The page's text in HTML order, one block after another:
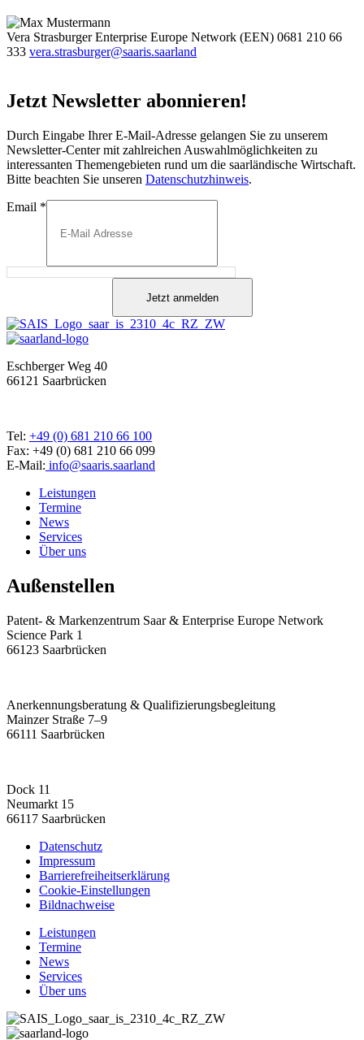
Vera Strasburger Enterprise Europe Network (EEN) 0681 210 66
333 vera.strasburger@saaris.saarland
Jetzt Newsletter abonnieren!
Durch Eingabe Ihrer E-Mail-Adresse gelangen Sie zu unserem
Newsletter-Center mit zahlreichen Auswahlmöglichkeiten zu
interessanten Themengebieten rund um die saarländische Wirtschaft.
Bitte beachten Sie unseren Datenschutzhinweis.
Email *
Jetzt anmelden
Eschberger Weg 40
66121 Saarbrücken
Tel: +49 (0) 681 210 66 100
Fax: +49 (0) 681 210 66 099
E-Mail: info@saaris.saarland
Leistungen
Termine
News
Services
Über uns
Außenstellen
Patent- & Markenzentrum Saar & Enterprise Europe Network
Science Park 1
66123 Saarbrücken
Anerkennungsberatung & Qualifizierungsbegleitung
Mainzer Straße 7–9
66111 Saarbrücken
Dock 11
Neumarkt 15
66117 Saarbrücken
Datenschutz
Impressum
Barrierefreiheitserklärung
Cookie-Einstellungen
Bildnachweise
Leistungen
Termine
News
Services
Über uns